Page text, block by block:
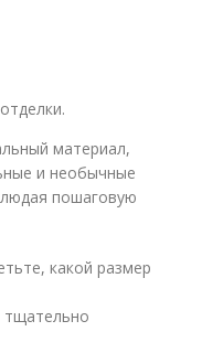
материал,
и необычные
пошаговую
какой размер
тщательно